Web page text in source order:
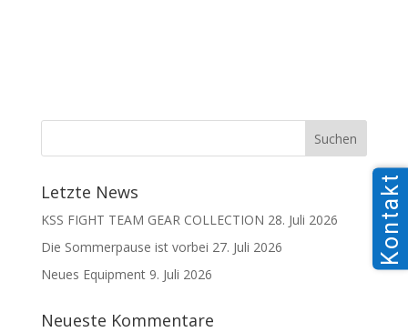
Letzte News
KSS FIGHT TEAM GEAR COLLECTION 28. Juli 2026
Die Sommerpause ist vorbei 27. Juli 2026
Neues Equipment 9. Juli 2026
Neueste Kommentare
Kontakt